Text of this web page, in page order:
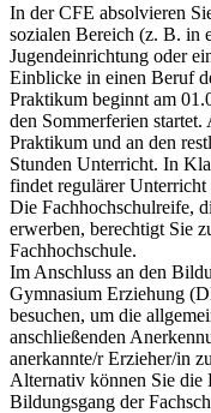
In der CFE absolvieren
sozialen Bereich (z. B. in
Jugendeinrichtung oder
Einblicke in einen Beruf
Praktikum beginnt am
den Sommerferien
Praktikum und an den
Stunden Unterricht. In
findet regulärer Unterricht
Die Fachhochschulreife,
erwerben, berechtigt Sie
Fachhochschule.
Im Anschluss an den
Gymnasium Erziehung
besuchen, um die
anschließenden
anerkannte/r Erzieher/in
Alternativ können Sie die
Bildungsgang der